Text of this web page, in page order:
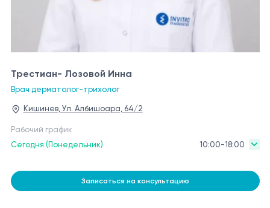
Трестиан- Лозовой Инна
Врач дерматолог-трихолог
Кишинев, Ул. Албишоара, 64/2
Рабочий график
Сегодня (Понедельник)
10:00-18:00
Записаться на консультацию